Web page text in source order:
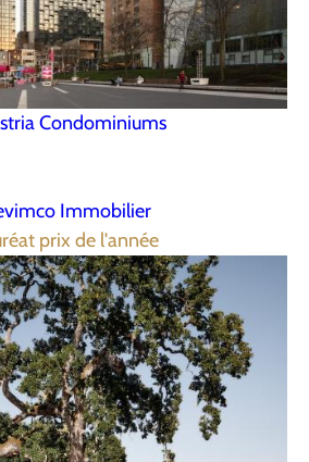
Condominiums
Immobilier
prix de l'année